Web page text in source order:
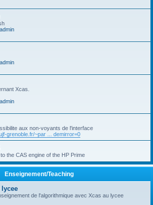
Xcas.
aux non-voyants de l'interface
grenoble.fr/~par ... demirror=0
the CAS engine of the HP Prime
Enseignement/Teaching
de l'algorithmique avec Xcas au lycee